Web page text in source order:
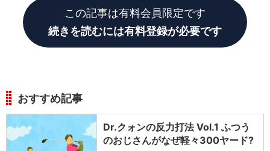
この記事は有料会員限定です
続きを読むには有料登録が必要です
おすすめ記事
Dr.クォンの反力打法 Vol.1 ふつう
のおじさんがなぜ軽々300ヤード?